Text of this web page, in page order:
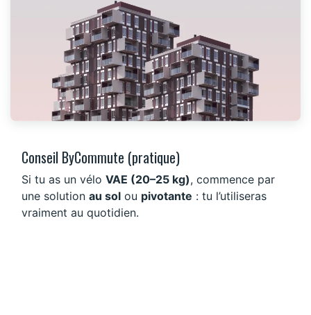
Conseil ByCommute (pratique)
Si tu as un vélo VAE (20–25 kg), commence par
une solution au sol ou pivotante : tu l’utiliseras
vraiment au quotidien.